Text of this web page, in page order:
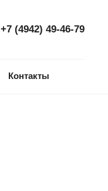
+7 (4942) 49-46-79
Контакты